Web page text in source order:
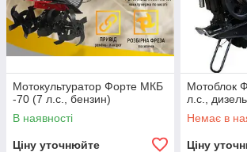
Мотокультуратор Форте МКБ
-70 (7 л.с., бензин)
В наявності
Ціну уточнюйте
Мотоблок
л.с.,
Немає в
Ціну